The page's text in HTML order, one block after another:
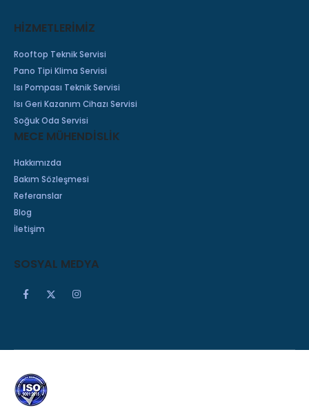
HİZMETLERİMİZ
Rooftop Teknik Servisi
Pano Tipi Klima Servisi
Isı Pompası Teknik Servisi
Isı Geri Kazanım Cihazı Servisi
Soğuk Oda Servisi
MECE MÜHENDİSLİK
Hakkımızda
Bakım Sözleşmesi
Referanslar
Blog
İletişim
SOSYAL MEDYA